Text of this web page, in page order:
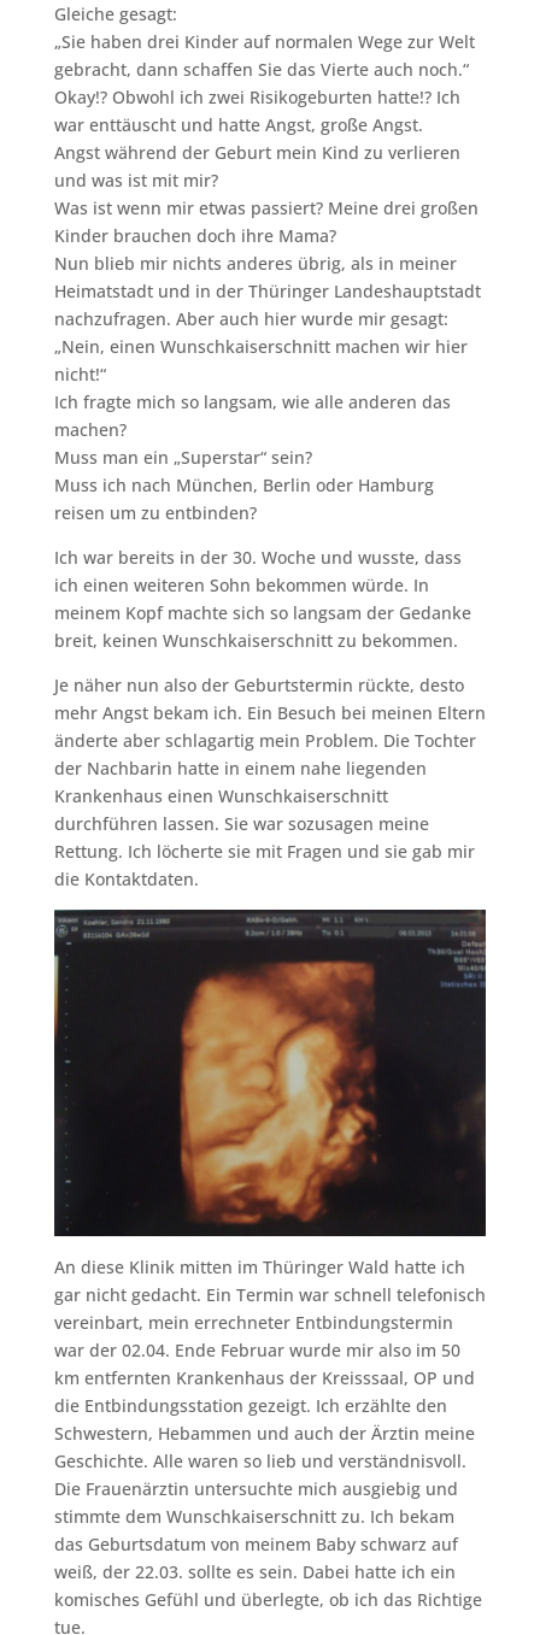
Gleiche gesagt:
„Sie haben drei Kinder auf normalen Wege zur Welt
gebracht, dann schaffen Sie das Vierte auch noch.“
Okay!? Obwohl ich zwei Risikogeburten hatte!? Ich
war enttäuscht und hatte Angst, große Angst.
Angst während der Geburt mein Kind zu verlieren
und was ist mit mir?
Was ist wenn mir etwas passiert? Meine drei großen
Kinder brauchen doch ihre Mama?
Nun blieb mir nichts anderes übrig, als in meiner
Heimatstadt und in der Thüringer Landeshauptstadt
nachzufragen. Aber auch hier wurde mir gesagt:
„Nein, einen Wunschkaiserschnitt machen wir hier
nicht!“
Ich fragte mich so langsam, wie alle anderen das
machen?
Muss man ein „Superstar“ sein?
Muss ich nach München, Berlin oder Hamburg
reisen um zu entbinden?
Ich war bereits in der 30. Woche und wusste, dass
ich einen weiteren Sohn bekommen würde. In
meinem Kopf machte sich so langsam der Gedanke
breit, keinen Wunschkaiserschnitt zu bekommen.
Je näher nun also der Geburtstermin rückte, desto
mehr Angst bekam ich. Ein Besuch bei meinen Eltern
änderte aber schlagartig mein Problem. Die Tochter
der Nachbarin hatte in einem nahe liegenden
Krankenhaus einen Wunschkaiserschnitt
durchführen lassen. Sie war sozusagen meine
Rettung. Ich löcherte sie mit Fragen und sie gab mir
die Kontaktdaten.
An diese Klinik mitten im Thüringer Wald hatte ich
gar nicht gedacht. Ein Termin war schnell telefonisch
vereinbart, mein errechneter Entbindungstermin
war der 02.04. Ende Februar wurde mir also im 50
km entfernten Krankenhaus der Kreisssaal, OP und
die Entbindungsstation gezeigt. Ich erzählte den
Schwestern, Hebammen und auch der Ärztin meine
Geschichte. Alle waren so lieb und verständnisvoll.
Die Frauenärztin untersuchte mich ausgiebig und
stimmte dem Wunschkaiserschnitt zu. Ich bekam
das Geburtsdatum von meinem Baby schwarz auf
weiß, der 22.03. sollte es sein. Dabei hatte ich ein
komisches Gefühl und überlegte, ob ich das Richtige
tue.